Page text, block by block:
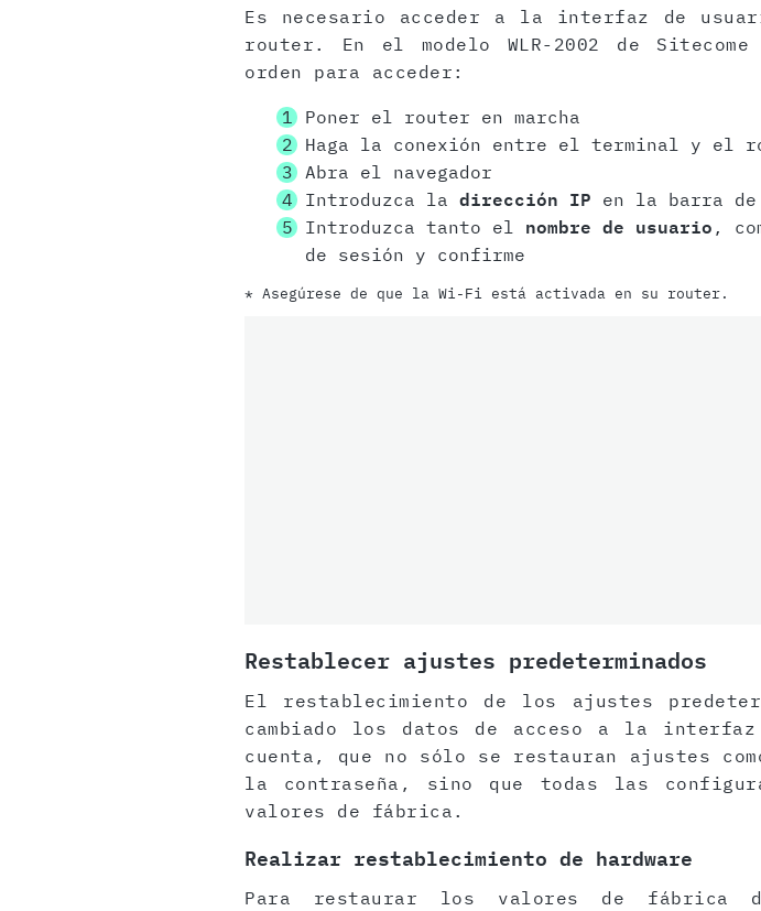
Es necesario acceder a la interfaz de
router. En el modelo WLR-2002 de
orden para acceder:
Poner el router en marcha
Haga la conexión entre el terminal y el
Abra el navegador
Introduzca la dirección IP en la barra
Introduzca tanto el nombre de usuario ,
de sesión y confirme
* Asegúrese de que la Wi-Fi está activada en su router.
Restablecer ajustes predeterminados
El restablecimiento de los ajustes
cambiado los datos de acceso a la
cuenta, que no sólo se restauran ajustes
la contraseña, sino que todas las
valores de fábrica.
Realizar restablecimiento de hardware
Para restaurar los valores de fábrica